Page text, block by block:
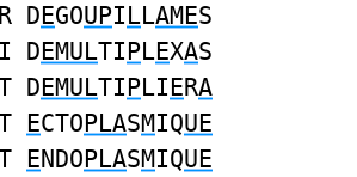
R DEGOUPILLAMES
I DEMULTIPLEXAS
DEMULTIPLIERA
ECTOPLASMIQUE
ENDOPLASMIQUE